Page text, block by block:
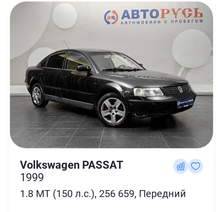
Volkswagen PASSAT
1999
1.8 MT (150 л.с.), 256 659, Передний